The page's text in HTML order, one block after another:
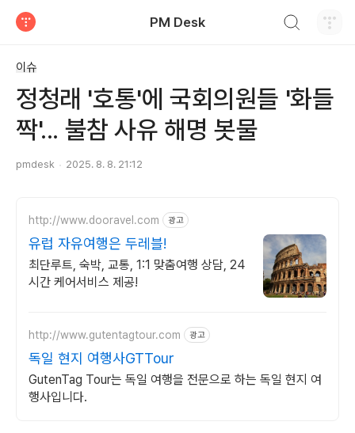
PM Desk
이슈
정청래 '호통'에 국회의원들 '화들
짝'... 불참 사유 해명 봇물
pmdesk 2025. 8. 8. 21:12
http://www.dooravel.com 광고
유럽 자유여행은 두레블!
최단루트, 숙박, 교통, 1:1 맞춤여행 상담, 24
시간 케어서비스 제공!
http://www.gutentagtour.com 광고
독일 현지 여행사GTTour
GutenTag Tour는 독일 여행을 전문으로 하는 독일 현지 여
행사입니다.